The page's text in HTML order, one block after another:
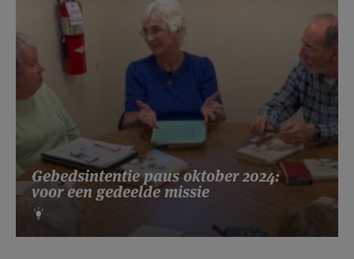
Gebedsintentie paus oktober 2024:
voor een gedeelde missie